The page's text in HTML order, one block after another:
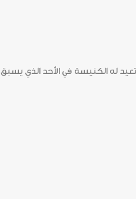
تعيد له الكنيسة في الأحد الذي يسبق